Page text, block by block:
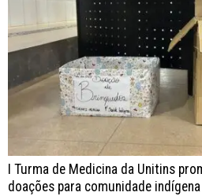
I Turma de Medicina da Unitins
doações para comunidade indígena